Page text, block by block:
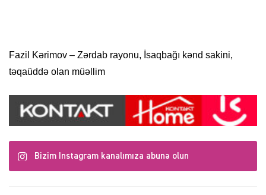
Fazil Kərimov – Zərdab rayonu, İsaqbağı kənd sakini,
təqaüddə olan müəllim
Bizim Instagram kanalımıza abunə olun